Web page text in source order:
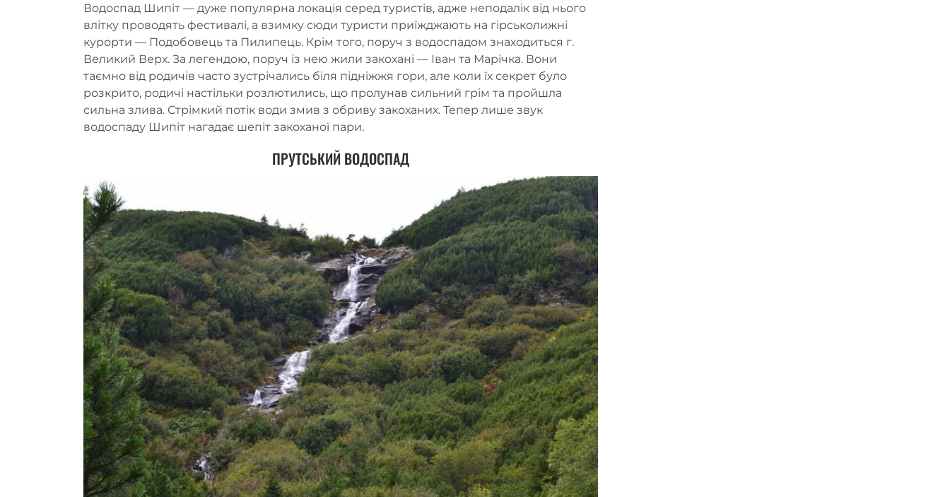
Водоспад Шипіт — дуже популярна локація серед туристів, адже неподалік від нього
влітку проводять фестивалі, а взимку сюди туристи приїжджають на гірськолижні
курорти — Подобовець та Пилипець. Крім того, поруч з водоспадом знаходиться г.
Великий Верх. За легендою, поруч із нею жили закохані — Іван та Марічка. Вони
таємно від родичів часто зустрічались біля підніжжя гори, але коли їх секрет було
розкрито, родичі настільки розлютились, що пролунав сильний грім та пройшла
сильна злива. Стрімкий потік води змив з обриву закоханих. Тепер лише звук
водоспаду Шипіт нагадає шепіт закоханої пари.
ПРУТСЬКИЙ ВОДОСПАД